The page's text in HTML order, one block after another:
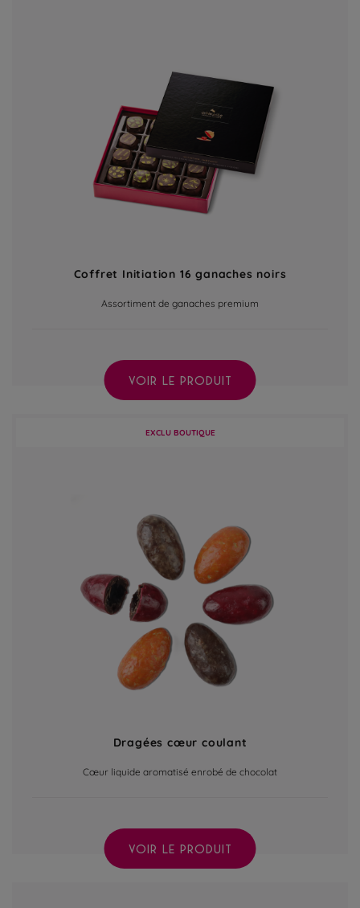
Coffret Initiation 16 ganaches noirs
Assortiment de ganaches premium
VOIR LE PRODUIT
EXCLU BOUTIQUE
Dragées cœur coulant
Cœur liquide aromatisé enrobé de chocolat
VOIR LE PRODUIT